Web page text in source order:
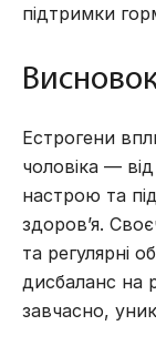
підтримки
Естрогени
чоловіка —
настрою та
здоров’я.
та регулярні
дисбаланс на
завчасно,